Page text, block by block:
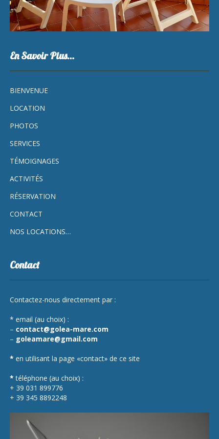
En Savoir Plus…
BIENVENUE
LOCATION
PHOTOS
SERVICES
TÉMOIGNAGES
ACTIVITÉS
RÉSERVATION
CONTACT
NOS LOCATIONS…
Contact
Contactez-nous directement par :
* email (au choix) :
– contact@golea-mare.com
– goleamare@gmail.com
* en utilisant la page «contact» de ce site
* téléphone (au choix) :
+ 39 031 899776
+ 39 345 8892248